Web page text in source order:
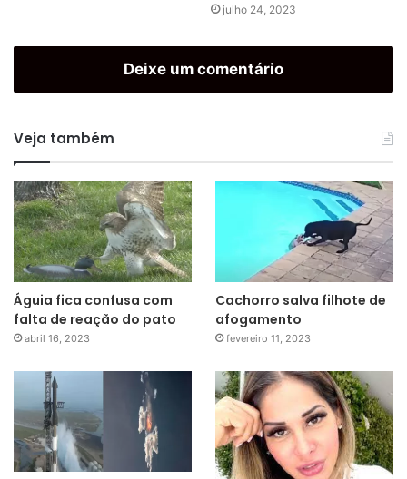
julho 24, 2023
Deixe um comentário
Veja também
Águia fica confusa com
falta de reação do pato
abril 16, 2023
Cachorro salva filhote de
afogamento
fevereiro 11, 2023